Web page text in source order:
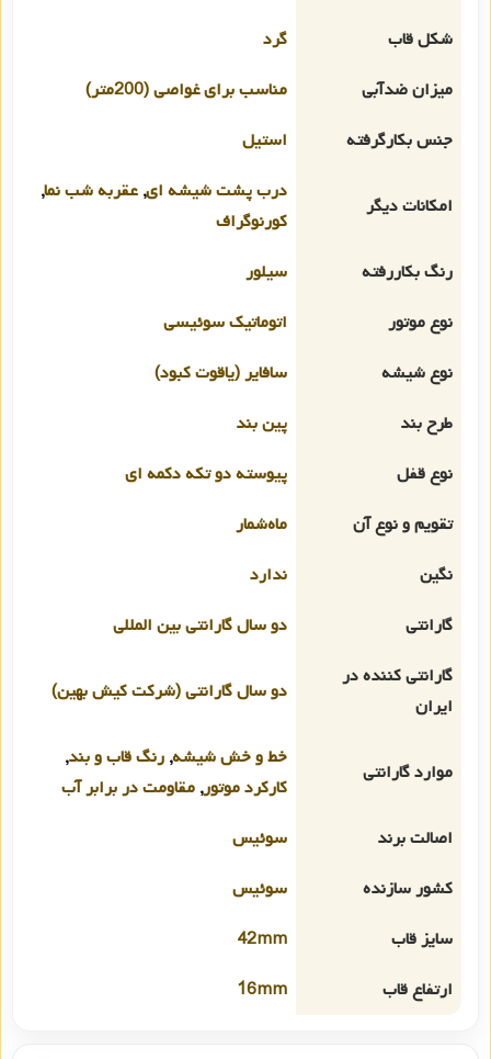
شکل قاب
گرد
میزان ضدآبی
مناسب برای غواصی (200متر)
جنس بکارگرفته
استیل
امکانات دیگر
درب پشت شیشه ای, عقربه شب نما,
کورنوگراف
رنگ بکاررفته
سیلور
نوع موتور
اتوماتیک سوئیسی
نوع شیشه
سافایر (یاقوت کبود)
طرح بند
پین بند
نوع قفل
پیوسته دو تکه دکمه ای
تقویم و نوع آن
ماه‌شمار
نگین
ندارد
گارانتی
دو سال گارانتی بین المللی
گارانتی کننده در
ایران
دو سال گارانتی (شرکت کیش بهین)
موارد گارانتی
خط و خش شیشه, رنگ قاب و بند,
کارکرد موتور, مقاومت در برابر آب
اصالت برند
سوئیس
کشور سازنده
سوئیس
سایز قاب
42mm
ارتفاع قاب
16mm